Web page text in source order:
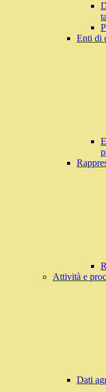
Enti di
Attività e
Dati